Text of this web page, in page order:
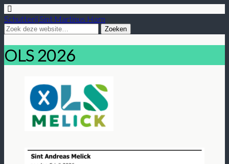
Schutterij Sint Martinus Horn
OLS 2026